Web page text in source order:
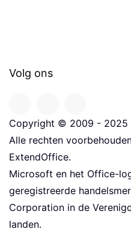
Volg ons
Copyright © 2009 - 2025
Alle rechten
ExtendOffice.
Microsoft en het Office-
geregistreerde
Corporation in de
landen.